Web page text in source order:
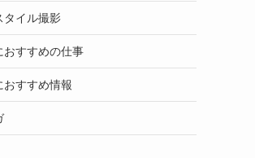
タイル撮影
おすすめの仕事
おすすめ情報